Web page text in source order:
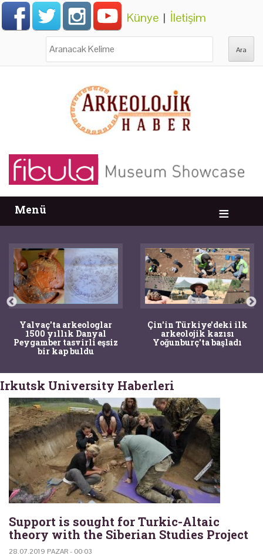
Künye | İletişim
Menü
Yalvaç'ta arkeologlar
1500 yıllık Danyal
Peygamber tasvirli eşsiz
bir kap buldu
Çin'in Türkiye'deki ilk
arkeolojik kazısı
Yoğunburç'ta başladı
Irkutsk University Haberleri
Support is sought for Turkic-Altaic
theory with the Siberian Studies Project
28.07.2019 PAZAR - 00:03